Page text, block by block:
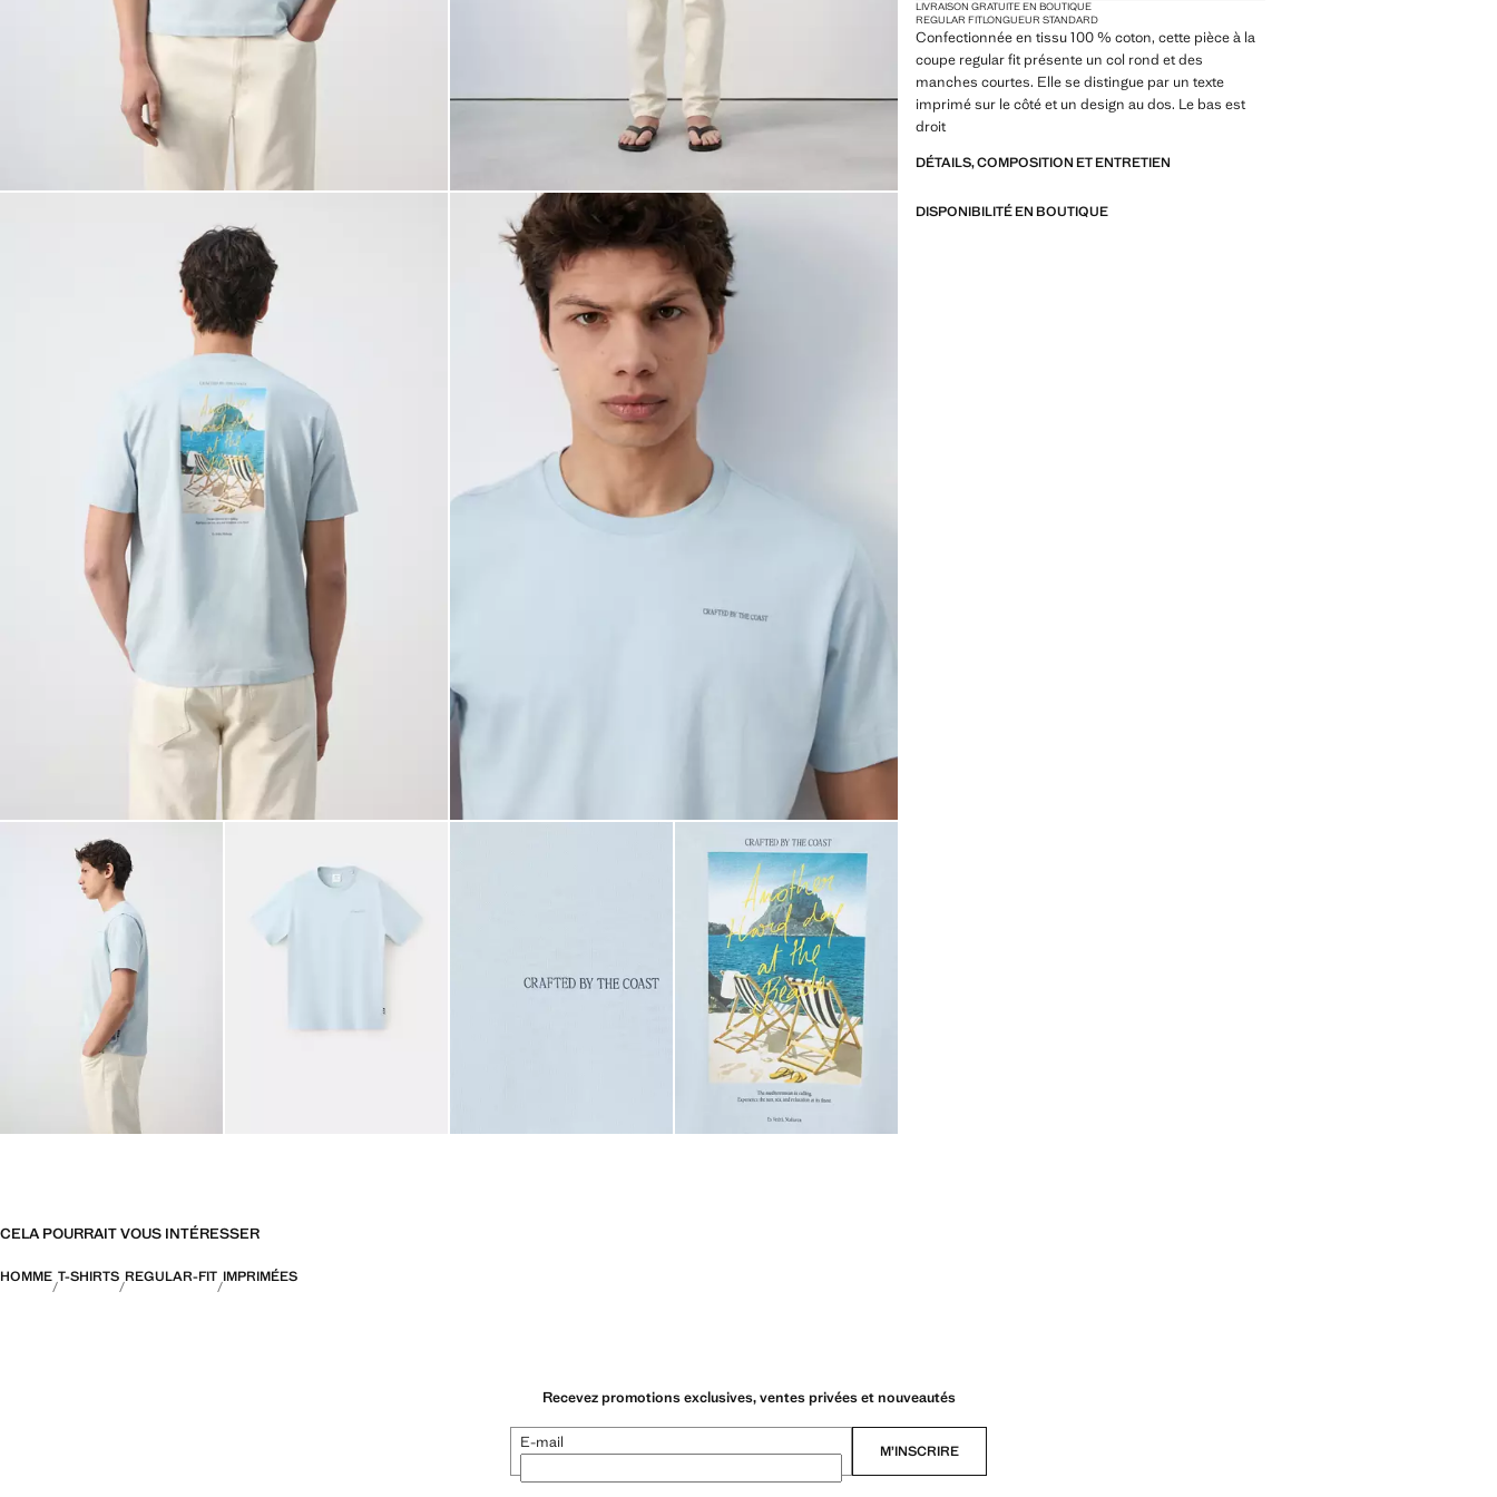
LIVRAISON GRATUITE EN BOUTIQUE
REGULAR FITLONGUEUR STANDARD
Confectionnée en tissu 100 % coton, cette pièce à la
coupe regular fit présente un col rond et des
manches courtes. Elle se distingue par un texte
imprimé sur le côté et un design au dos. Le bas est
droit
DÉTAILS, COMPOSITION ET ENTRETIEN
DISPONIBILITÉ EN BOUTIQUE
CELA POURRAIT VOUS INTÉRESSER
HOMME T-SHIRTS REGULAR-FIT IMPRIMÉES
Recevez promotions exclusives, ventes privées et nouveautés
E-mail M’INSCRIRE